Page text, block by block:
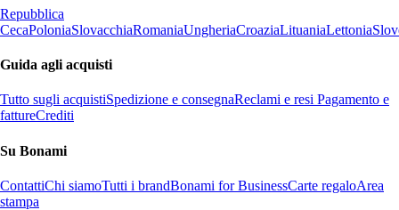
Repubblica
CecaPoloniaSlovacchiaRomaniaUngheriaCroaziaLituaniaLettonia
Guida agli acquisti
Tutto sugli acquistiSpedizione e consegnaReclami e resi Pagamento e
fattureCrediti
Su Bonami
ContattiChi siamoTutti i brandBonami for BusinessCarte regaloArea
stampa